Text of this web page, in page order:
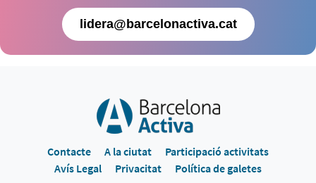
lidera@barcelonactiva.cat
Contacte A la ciutat
Participació activitats
Avís Legal
Privacitat Política de galetes